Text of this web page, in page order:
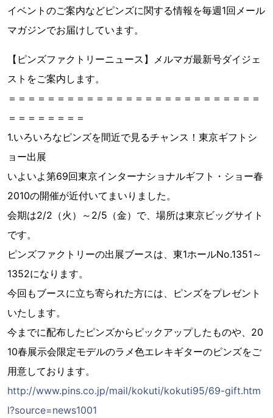
イベントのご案内などピンズに関する情報を毎週1回メール
マガジンでお届けしています。
【ピンズファクトリーニュース】メルマガ最新号ダイジェ
ストをご案内します。
＝＝＝＝＝＝＝＝＝＝＝＝＝＝＝＝＝＝＝＝＝＝＝＝＝＝
＝＝＝＝＝＝＝＝
1.いろいろなピンズを間近で見るチャンス！東京ギフトシ
ョー出展
いよいよ第69回東京インターナショナルギフト・ショー春
2010の開催が近付いてまいりました。
会期は2/2（火）～2/5（金）で、場所は東京ビッグサイト
です。
ピンズファクトリーの出展ブースは、東1ホールNo.1351～
1352になります。
今回もブースに立ち寄られた方には、ピンズをプレゼント
いたします。
今までに配布したピンズからピックアップしたものや、20
10春展示会限定モデルのラメ色エレキギターのピンズをご
用意しております。
http://www.pins.co.jp/mail/kokuti/kokuti95/69-gift.htm
l?source=news1001